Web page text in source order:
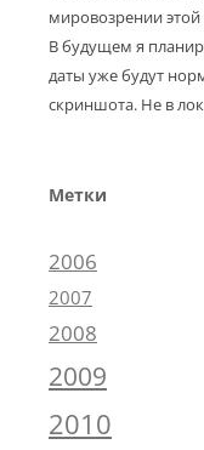
мировозрении этой
В будущем я
даты уже будут
скриншота. Не в
Метки
2006
2007
2008
2009
2010